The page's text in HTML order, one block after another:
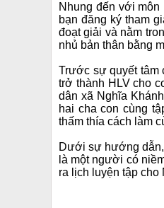
Nhung đến với
bạn đăng ký tham
đoạt giải và nằm
nhủ bản thân bằng
Trước sự quyết tâm
trở thành HLV cho
dân xã Nghĩa
hai cha con cùng
thấm thía cách làm
Dưới sự hướng dẫn,
là một người có
ra lịch luyện tập cho